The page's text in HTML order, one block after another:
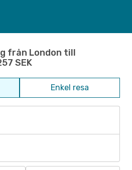
från London till
SEK
Enkel resa